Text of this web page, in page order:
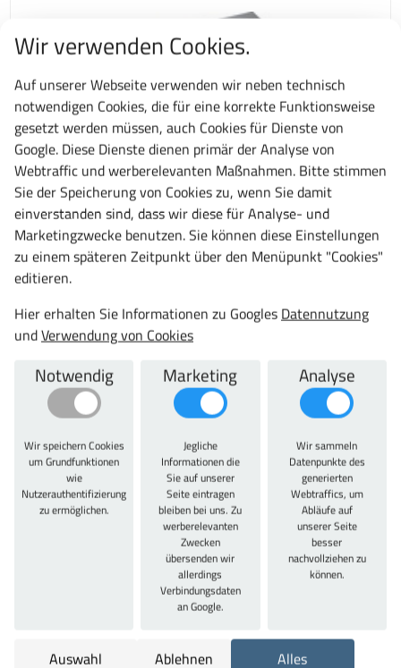
Unterlage blau für PE-Schaumstoffeinlagen
ab 21,79 €
25,93 € inkl. MwSt.
Jetzt konfigurieren
Trennwände für Typ 18 x 36E, 27 x 36E
ab 7,97 €
9,48 € inkl. MwSt.
Jetzt konfigurieren
Mulden für Fronthöhe 50 mm, Typ 36 x 27E
Wir verwenden Cookies.
Auf unserer Webseite verwenden wir neben technisch
notwendigen Cookies, die für eine korrekte Funktionsweise
gesetzt werden müssen, auch Cookies für Dienste von
Google. Diese Dienste dienen primär der Analyse von
Webtraffic und werberelevanten Maßnahmen. Bitte stimmen
Sie der Speicherung von Cookies zu, wenn Sie damit
einverstanden sind, dass wir diese für Analyse- und
Marketingzwecke benutzen. Sie können diese Einstellungen
zu einem späteren Zeitpunkt über den Menüpunkt "Cookies"
editieren.
Hier erhalten Sie Informationen zu Googles Datennutzung
undVerwendung von Cookies
Notwendig
Wir speichern Cookies
um Grundfunktionen
wie
Nutzerauthentifizierung
zu ermöglichen.
Marketing
Jegliche
Informationen die
Sie auf unserer
Seite eintragen
bleiben bei uns. Zu
werberelevanten
Zwecken
übersenden wir
allerdings
Verbindungsdaten
an Google.
Analyse
Wir sammeln
Datenpunkte des
generierten
Webtraffics, um
Abläufe auf
unserer Seite
besser
nachvollziehen zu
können.
Auswahl
Ablehnen
Alles